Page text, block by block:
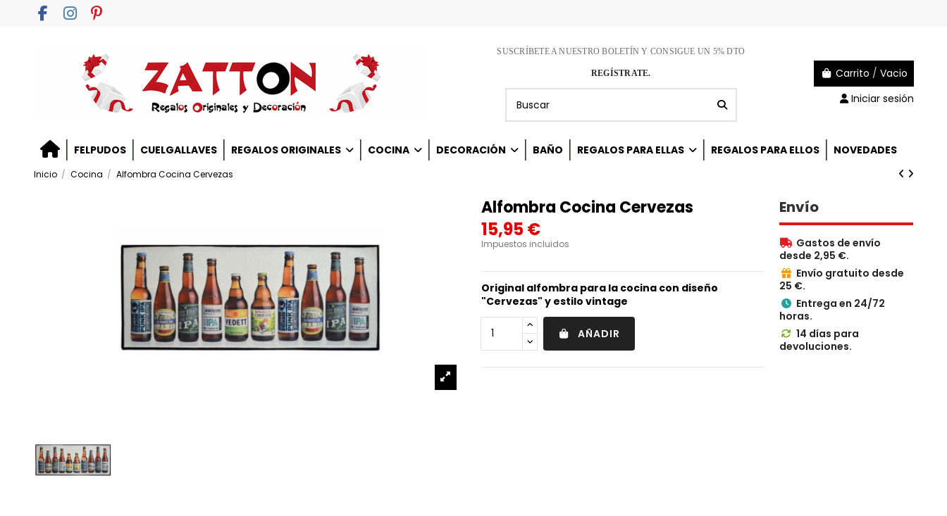
SUSCRÍBETE A NUESTRO BOLETÍN Y CONSIGUE UN 5% DTO
REGÍSTRATE. Carrito / Vacio
Iniciar sesión
FELPUDOS CUELGALLAVES REGALOS ORIGINALES COCINA DECORACIÓN BAÑO REGALOS PARA ELLAS REGALOS PARA ELLOS NOVEDADES
Inicio Cocina Alfombra Cocina Cervezas
Alfombra Cocina Cervezas
15,95 €
Impuestos incluidos
Original alfombra para la cocina con diseño
"Cervezas" y estilo vintage
AÑADIR
Envío
 Gastos de envío
desde 2,95 €.
 Envío gratuito desde
25 €.
 Entrega en 24/72
horas.
 14 días para
devoluciones.